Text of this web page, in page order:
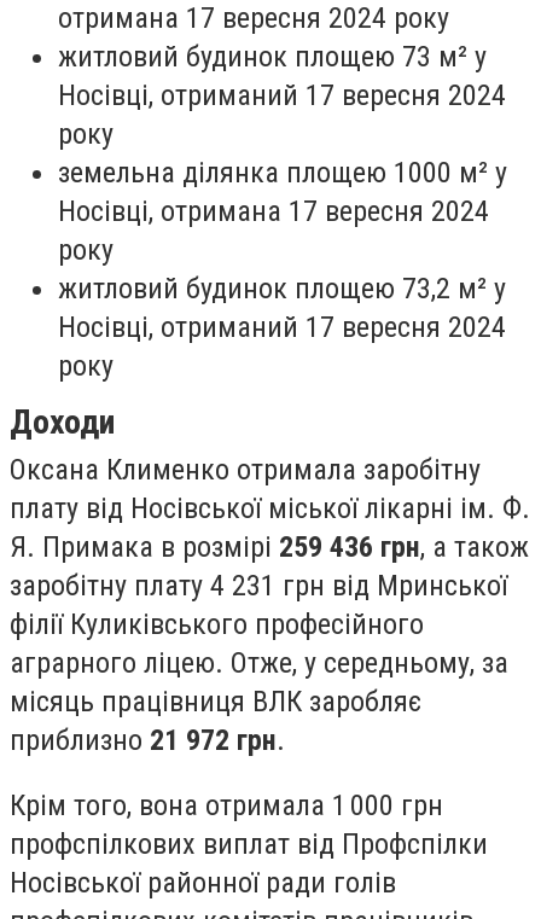
отримана 17 вересня 2024 року
житловий будинок площею 73 м² у
Носівці, отриманий 17 вересня 2024
року
земельна ділянка площею 1000 м² у
Носівці, отримана 17 вересня 2024
року
житловий будинок площею 73,2 м² у
Носівці, отриманий 17 вересня 2024
року
Доходи
Оксана Клименко отримала заробітну
плату від Носівської міської лікарні ім. Ф.
Я. Примака в розмірі 259 436 грн, а також
заробітну плату 4 231 грн від Мринської
філії Куликівського професійного
аграрного ліцею. Отже, у середньому, за
місяць працівниця ВЛК заробляє
приблизно 21 972 грн.
Крім того, вона отримала 1 000 грн
профспілкових виплат від Профспілки
Носівської районної ради голів